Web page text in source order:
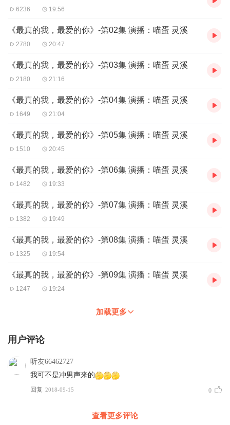
6236 19:56
《最真的我，最爱的你》-第02集 演播：喵蛋 灵溪
2780 20:47
《最真的我，最爱的你》-第03集 演播：喵蛋 灵溪
2180 21:16
《最真的我，最爱的你》-第04集 演播：喵蛋 灵溪
1649 21:04
《最真的我，最爱的你》-第05集 演播：喵蛋 灵溪
1510 20:45
《最真的我，最爱的你》-第06集 演播：喵蛋 灵溪
1482 19:33
《最真的我，最爱的你》-第07集 演播：喵蛋 灵溪
1382 19:49
《最真的我，最爱的你》-第08集 演播：喵蛋 灵溪
1325 19:54
《最真的我，最爱的你》-第09集 演播：喵蛋 灵溪
1247 19:24
加载更多
用户评论
听友66462727
我可不是冲男声来的
回复 2018-09-15 0
查看更多评论